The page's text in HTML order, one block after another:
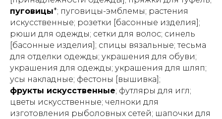
пуговицы*; пуговицы-эмблемы; растения
искусственные; розетки [басонные изделия];
рюши для одежды; сетки для волос; синель
[басонные изделия]; спицы вязальные; тесьма
для отделки одежды; украшения для обуви;
украшения для одежды; украшения для шляп;
усы накладные; фестоны [вышивка];
фрукты искусственные; футляры для игл;
цветы искусственные; челноки для
изготовления рыболовных сетей; шапочки для